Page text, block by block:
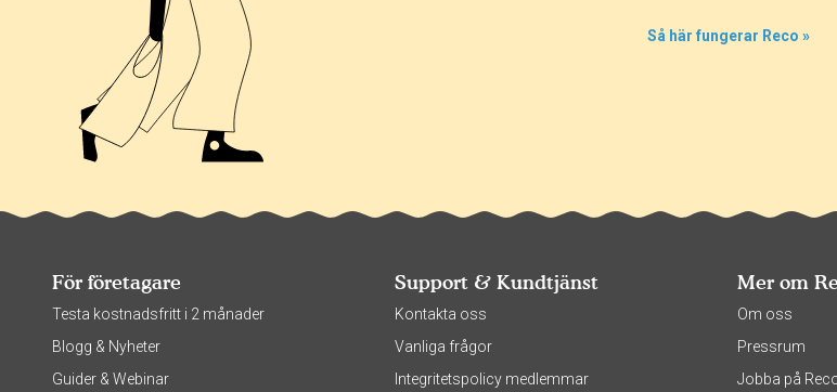
Så här fungerar Reco »
För företagare
Testa kostnadsfritt i 2 månader
Blogg & Nyheter
Guider & Webinar
Support & Kundtjänst
Kontakta oss
Vanliga frågor
Integritetspolicy medlemmar
Mer om
Om oss
Pressrum
Jobba på